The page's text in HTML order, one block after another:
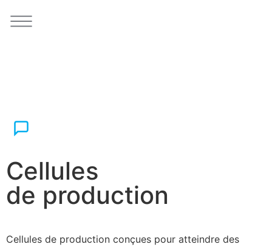
Cellules
de production
Cellules de production conçues pour atteindre des